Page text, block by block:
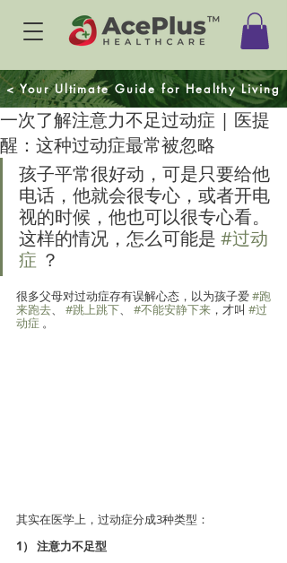
< Your Ultimate Guide for Healthy Living
一次了解注意力不足过动症 | 医提
醒：这种过动症最常被忽略
孩子平常很好动，可是只要给他
电话，他就会很专心，或者开电
视的时候，他也可以很专心看。
这样的情况，怎么可能是 #过动
症 ？
很多父母对过动症存有误解心态，以为孩子爱 #跑
来跑去、 #跳上跳下、 #不能安静下来 ，才叫 #过
动症 。
其实在医学上，过动症分成3种类型：
1） 注意力不足型